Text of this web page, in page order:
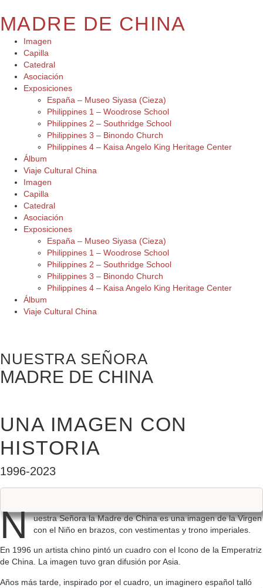
MADRE DE CHINA
Imagen
Capilla
Catedral
Asociación
Exposiciones
España – Museo Siyasa (Cieza)
Philippines 1 – Woodrose School
Philippines 2 – Southridge School
Philippines 3 – Binondo Church
Philippines 4 – Kaisa Angelo King Heritage Center
Álbum
Viaje Cultural China
Imagen
Capilla
Catedral
Asociación
Exposiciones
España – Museo Siyasa (Cieza)
Philippines 1 – Woodrose School
Philippines 2 – Southridge School
Philippines 3 – Binondo Church
Philippines 4 – Kaisa Angelo King Heritage Center
Álbum
Viaje Cultural China
NUESTRA SEÑORA
MADRE DE CHINA
UNA IMAGEN CON
HISTORIA
1996-2023
N
uestra Señora la Madre de China es una imagen de la Virgen
con el Niño en brazos, con vestimentas y trono imperiales.
En 1996 un artista chino pintó un cuadro con el Icono de la Emperatriz
de China. La imagen tuvo gran difusión por Asia.
Años más tarde, inspirado por el cuadro, un imaginero español talló